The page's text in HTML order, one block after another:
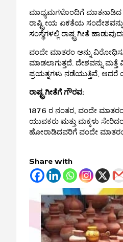
ಮಾಧ್ಯಮಗಳೊಂದಿಗೆ ಮಾತನಾಡಿದ
ರಾಷ್ಟ್ರೀಯ ಏಕತೆಯ ಸಂದೇಶವನ್ನು
ಸಂಸ್ಥೆಗಳಲ್ಲಿ ರಾಷ್ಟ್ರಗೀತೆ
ವಂದೇ ಮಾತರಂ ಅನ್ನು
ಮಾಡಲಾಗುತ್ತದೆ. ದೇಶವನ್ನು
ಪ್ರಯತ್ನಗಳು ನಡೆಯುತ್ತಿವೆ, ಆದರೆ
ರಾಷ್ಟ್ರಗೀತೆಗೆ ಗೌರವ:
1876 ರ ನಂತರ, ವಂದೇ
ಯುವಕರು ಮತ್ತು ಮಕ್ಕಳು
ಹೋರಾಡಿದವರಿಗೆ ವಂದೇ ಮಾತರಂ
Share with